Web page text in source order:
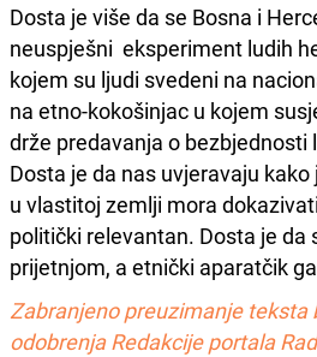
Dosta je više da se Bosna i
neuspješni eksperiment ludih
kojem su ljudi svedeni na
na etno-kokošinjac u kojem
drže predavanja o
Dosta je da nas uvjeravaju
u vlastitoj zemlji mora
politički relevantan. Dosta je da
prijetnjom, a etnički aparatčik
Zabranjeno preuzimanje teksta
odobrenja Redakcije portala